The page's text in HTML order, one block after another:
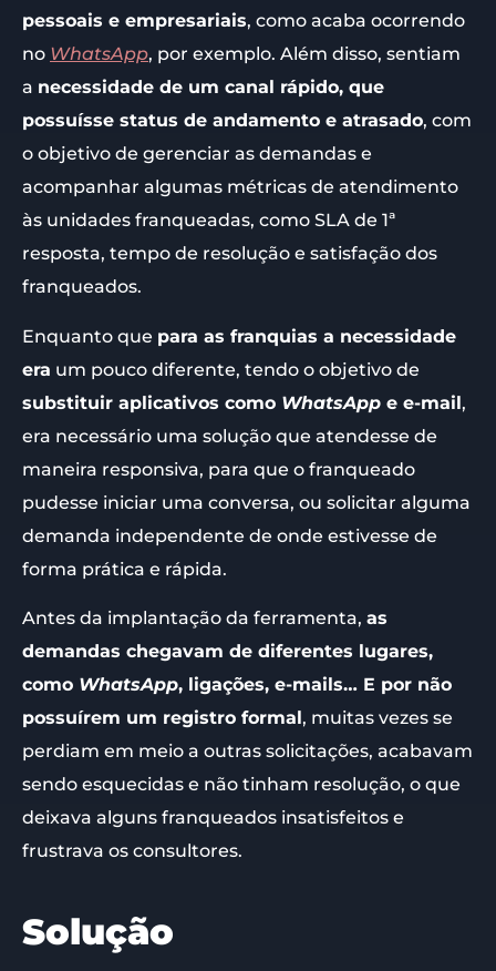
pessoais e empresariais, como acaba ocorrendo
no WhatsApp, por exemplo. Além disso, sentiam
a necessidade de um canal rápido, que
possuísse status de andamento e atrasado, com
o objetivo de gerenciar as demandas e
acompanhar algumas métricas de atendimento
às unidades franqueadas, como SLA de 1ª
resposta, tempo de resolução e satisfação dos
franqueados.
Enquanto que para as franquias a necessidade
era um pouco diferente, tendo o objetivo de
substituir aplicativos como WhatsApp e e-mail,
era necessário uma solução que atendesse de
maneira responsiva, para que o franqueado
pudesse iniciar uma conversa, ou solicitar alguma
demanda independente de onde estivesse de
forma prática e rápida.
Antes da implantação da ferramenta, as
demandas chegavam de diferentes lugares,
como WhatsApp, ligações, e-mails… E por não
possuírem um registro formal, muitas vezes se
perdiam em meio a outras solicitações, acabavam
sendo esquecidas e não tinham resolução, o que
deixava alguns franqueados insatisfeitos e
frustrava os consultores.
Solução